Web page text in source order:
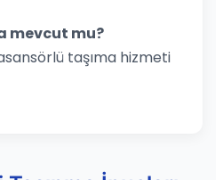
mevcut mu?
taşıma hizmeti